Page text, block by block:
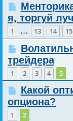
я, торгуй
1 … 13 14 15
трейдера
1 2 3 4 5
Какой
опциона?
1 2